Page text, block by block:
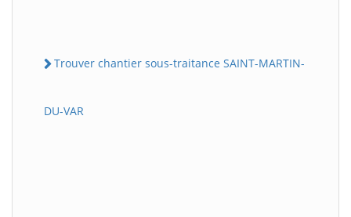
Trouver chantier sous-traitance SAINT-MARTIN-
DU-VAR